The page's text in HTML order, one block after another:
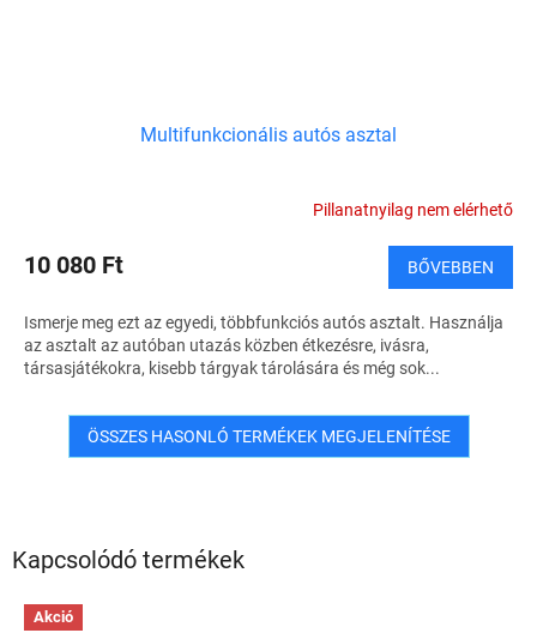
Kapcsolódó termékek
Akció
Multifunkcionális autós asztal
Pillanatnyilag nem elérhető
10 080 Ft BŐVEBBEN
Ismerje meg ezt az egyedi, többfunkciós autós asztalt. Használja
az asztalt az autóban utazás közben étkezésre, ivásra,
társasjátékokra, kisebb tárgyak tárolására és még sok...
ÖSSZES HASONLÓ TERMÉKEK MEGJELENÍTÉSE